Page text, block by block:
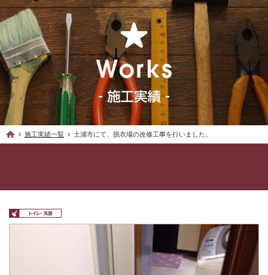
施工実績一覧 土浦市にて、脱衣場の改修工事を行いました。